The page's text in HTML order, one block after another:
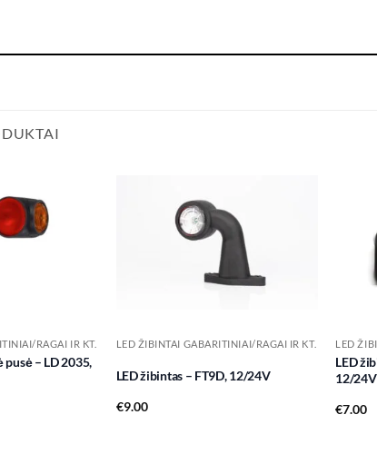
wishlist
RAGAI IR KT.
pusė – LD 2035,
LED ŽIBINTAI GABARITINIAI/RAGAI IR KT.
LED žibintas – FT9D, 12/24V
€9.00
LED
LED
12/24V
€7.00